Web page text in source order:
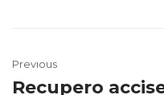
Previous
Recupero